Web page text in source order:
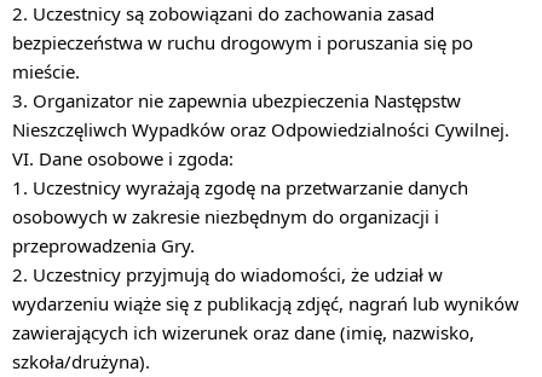
2. Uczestnicy są zobowiązani do zachowania zasad
bezpieczeństwa w ruchu drogowym i poruszania się po
mieście.
3. Organizator nie zapewnia ubezpieczenia Następstw
Nieszczęliwch Wypadków oraz Odpowiedzialności Cywilnej.
VI. Dane osobowe i zgoda:
1. Uczestnicy wyrażają zgodę na przetwarzanie danych
osobowych w zakresie niezbędnym do organizacji i
przeprowadzenia Gry.
2. Uczestnicy przyjmują do wiadomości, że udział w
wydarzeniu wiąże się z publikacją zdjęć, nagrań lub wyników
zawierających ich wizerunek oraz dane (imię, nazwisko,
szkoła/drużyna).